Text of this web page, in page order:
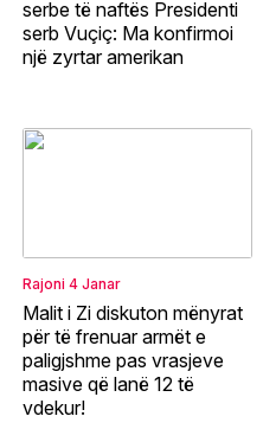
serbe të naftës Presidenti
serb Vuçiç: Ma konfirmoi
një zyrtar amerikan
Rajoni 4 Janar
Malit i Zi diskuton mënyrat
për të frenuar armët e
paligjshme pas vrasjeve
masive që lanë 12 të
vdekur!